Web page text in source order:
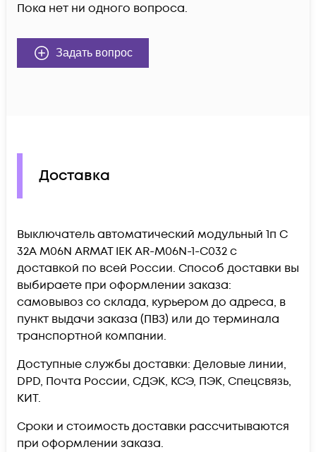
Пока нет ни одного вопроса.
Задать вопрос
Доставка
Выключатель автоматический модульный 1п C
32А M06N ARMAT IEK AR-M06N-1-C032 c
доставкой по всей России. Способ доставки вы
выбираете при оформлении заказа:
самовывоз со склада, курьером до адреса, в
пункт выдачи заказа (ПВЗ) или до терминала
транспортной компании.
Доступные службы доставки: Деловые линии,
DPD, Почта России, СДЭК, КСЭ, ПЭК, Спецсвязь,
КИТ.
Сроки и стоимость доставки рассчитываются
при оформлении заказа.